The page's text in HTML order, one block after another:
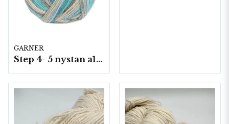
GARNER
Step 4- 5 nystan a100g/fp